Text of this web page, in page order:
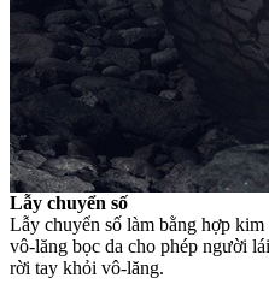
Lẫy chuyển số
Lẫy chuyển số làm bằng hợp
vô-lăng bọc da cho phép người
rời tay khỏi vô-lăng.